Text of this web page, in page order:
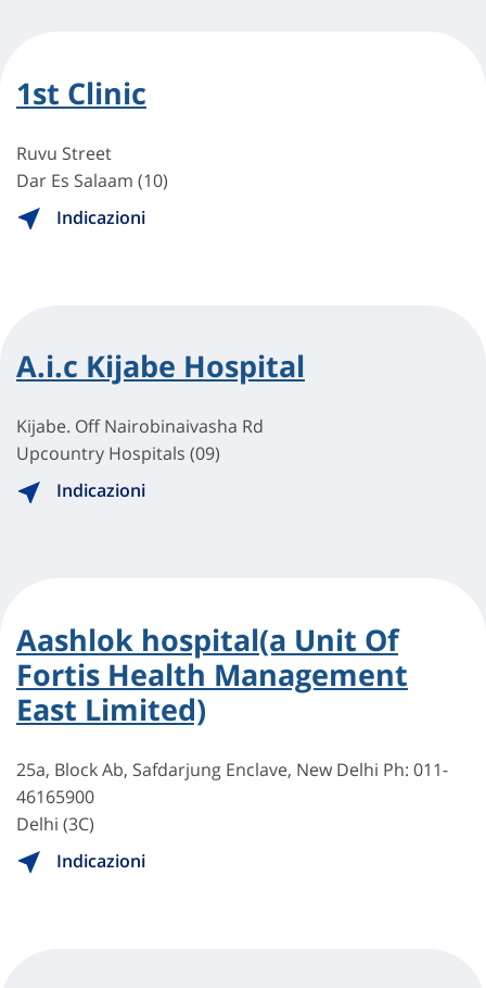
1st Clinic
Ruvu Street
Dar Es Salaam (10)
Indicazioni
A.i.c Kijabe Hospital
Kijabe. Off Nairobinaivasha Rd
Upcountry Hospitals (09)
Indicazioni
Aashlok hospital(a Unit Of
Fortis Health Management
East Limited)
25a, Block Ab, Safdarjung Enclave, New Delhi Ph: 011-
46165900
Delhi (3C)
Indicazioni